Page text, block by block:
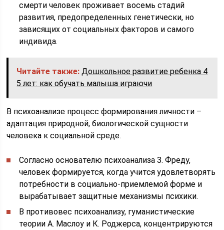
смерти человек проживает восемь стадий
развития, предопределенных генетически, но
зависящих от социальных факторов и самого
индивида.
Читайте также: Дошкольное развитие ребенка 4
5 лет: как обучать малыша играючи
В психоанализе процесс формирования личности –
адаптация природной, биологической сущности
человека к социальной среде.
Согласно основателю психоанализа З. Фреду,
человек формируется, когда учится удовлетворять
потребности в социально-приемлемой форме и
вырабатывает защитные механизмы психики.
В противовес психоанализу, гуманистические
теории А. Маслоу и К. Роджерса, концентрируются